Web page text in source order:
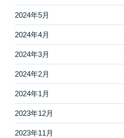
2024年5月
2024年4月
2024年3月
2024年2月
2024年1月
2023年12月
2023年11月